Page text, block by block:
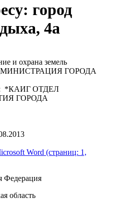
город
4а
и охрана земель
ГОРОДА
*КАИГ ОТДЕЛ
ГОРОДА
Word (страниц: 1,
Федерация
область